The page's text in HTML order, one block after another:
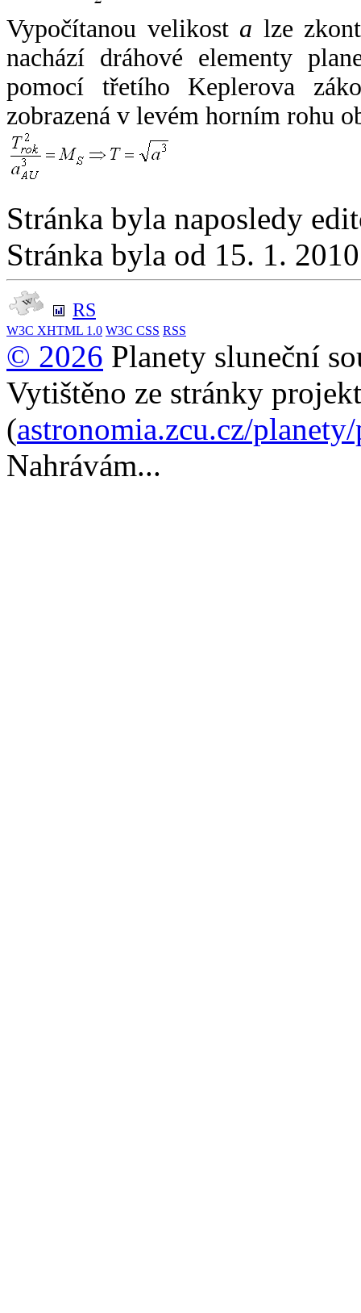
Vypočítanou velikost a lze
nachází dráhové elementy
pomocí třetího Keplerova
zobrazená v levém horním rohu
Stránka byla naposledy
Stránka byla od 15. 1.
RS
W3C XHTML 1.0 W3C CSS RSS
© 2026 Planety sluneční
Vytištěno ze stránky
(astronomia.zcu.cz/
Nahrávám...